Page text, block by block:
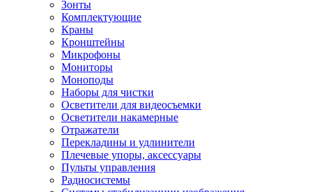
Зонты
Комплектующие
Краны
Кронштейны
Микрофоны
Мониторы
Моноподы
Наборы для чистки
Осветители для видеосъемки
Осветители накамерные
Отражатели
Перекладины и удлинители
Плечевые упоры, аксессуары
Пульты управления
Радиосистемы